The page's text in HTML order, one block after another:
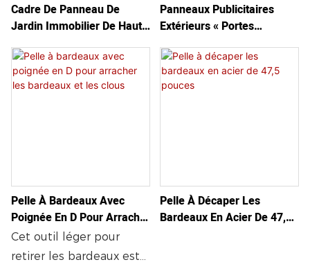
dépose propre et rapide
des tuiles d'asphalte.
Durable et polyvalente,
elle est également
idéale pour la pose de
nombreux projets de
toiture.
propre. Sa poignée en D
et sa prise en main
confortable offrent un
meilleur effet de levier
et un contrôle accru
Cadre De Panneau De
Jardin Immobilier De Haute
Ventes
Panneaux Publicitaires
Extérieurs « Portes
Métalliques En Forme De A
Pour Trottoir, Idéaux Pour
La Promotion Et La
Pelle À Bardeaux Avec
Poignée En D Pour Arracher
Les Bardeaux Et Les Clous
Cet outil léger pour
retirer les bardeaux est
Pelle À Décaper Les
Bardeaux En Acier De 47,5